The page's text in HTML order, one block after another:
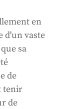
en
d'un vaste
sa
de
tenir
de